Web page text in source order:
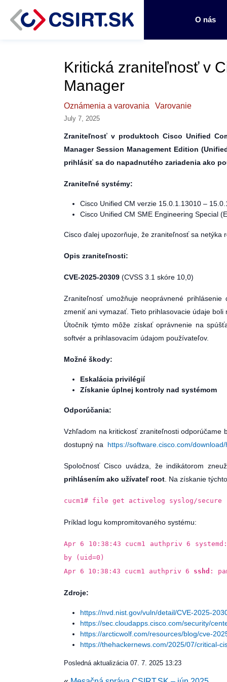
O nás
Kritická zraniteľnosť v
Manager
Oznámenia a varovania Varovanie
July 7, 2025
Zraniteľnosť v produktoch Cisco Unified
Manager Session Management Edition
prihlásiť sa do napadnutého zariadenia ako
Zraniteľné systémy:
Cisco Unified CM verzie 15.0.1.13010 –
Cisco Unified CM SME Engineering Special
Cisco ďalej upozorňuje, že zraniteľnosť sa netýka
Opis zraniteľnosti:
CVE-2025-20309 (CVSS 3.1 skóre 10,0)
Zraniteľnosť umožňuje neoprávnené
zmeniť ani vymazať. Tieto prihlasovacie údaje
Útočník týmto môže získať oprávnenie na
softvér a prihlasovacím údajom používateľov.
Možné škody:
Eskalácia privilégií
Získanie úplnej kontroly nad systémom
Odporúčania:
Vzhľadom na kritickosť zraniteľnosti odporúčame
dostupný na https://software.cisco.com/
Spoločnosť Cisco uvádza, že indikátorom
prihlásením ako užívateľ root . Na získanie
cucm1# file get activelog syslog/secure
Príklad logu kompromitovaného systému:
Apr 6 10:38:43 cucm1 authpriv 6
by (uid=0)
Apr 6 10:38:43 cucm1 authpriv 6 sshd :
Zdroje:
https://nvd.nist.gov/vuln/detail/CVE-2025-
https://sec.cloudapps.cisco.com/security/
https://arcticwolf.com/resources/blog/cve-
https://thehackernews.com/2025/07/critical-
Posledná aktualizácia 07. 7. 2025 13:23